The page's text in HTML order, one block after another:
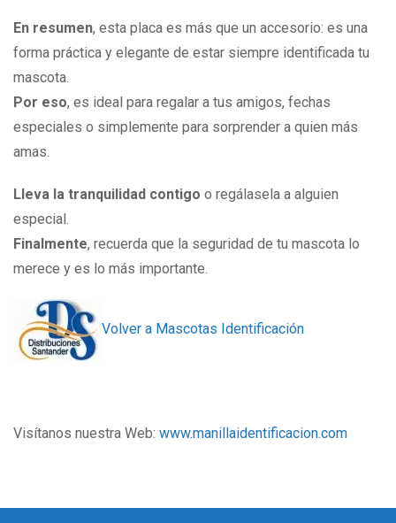
En resumen, esta placa es más que un accesorio: es una
forma práctica y elegante de estar siempre identificada tu
mascota.
Por eso, es ideal para regalar a tus amigos, fechas
especiales o simplemente para sorprender a quien más
amas.
Lleva la tranquilidad contigo o regálasela a alguien
especial.
Finalmente, recuerda que la seguridad de tu mascota lo
merece y es lo más importante.
Volver a Mascotas Identificación
Visítanos nuestra Web: www.manillaidentificacion.com